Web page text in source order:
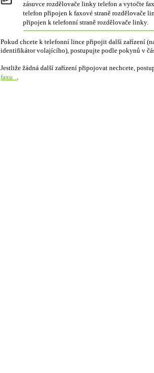
zásuvce rozdělovače linky telefon a vytočte
telefon připojen k faxové straně rozdělovače
připojen k telefonní straně rozdělovače linky.
Pokud chcete k telefonní lince připojit další zařízení
identifikátor volajícího), postupujte podle pokynů v
Jestliže žádná další zařízení připojovat nechcete,
faxu .